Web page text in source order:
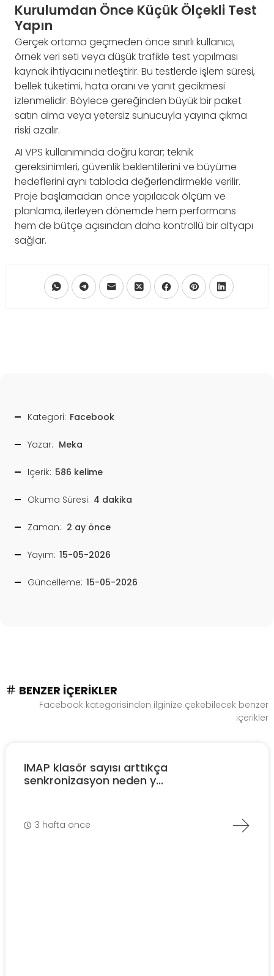
Kurulumdan Önce Küçük Ölçekli Test
Yapın
Gerçek ortama geçmeden önce sınırlı kullanıcı,
örnek veri seti veya düşük trafikle test yapılması
kaynak ihtiyacını netleştirir. Bu testlerde işlem süresi,
bellek tüketimi, hata oranı ve yanıt gecikmesi
izlenmelidir. Böylece gereğinden büyük bir paket
satın alma veya yetersiz sunucuyla yayına çıkma
riski azalır.
AI VPS kullanımında doğru karar; teknik
gereksinimleri, güvenlik beklentilerini ve büyüme
hedeflerini aynı tabloda değerlendirmekle verilir.
Proje başlamadan önce yapılacak ölçüm ve
planlama, ilerleyen dönemde hem performans
hem de bütçe açısından daha kontrollü bir altyapı
sağlar.
Kategori: Facebook
Yazar: Meka
İçerik: 586 kelime
Okuma Süresi: 4 dakika
Zaman: 2 ay önce
Yayım: 15-05-2026
Güncelleme: 15-05-2026
BENZER İÇERIKLER
Facebook kategorisinden ilginize çekebilecek benzer
içerikler
IMAP klasör sayısı arttıkça
senkronizasyon neden y...
3 hafta önce